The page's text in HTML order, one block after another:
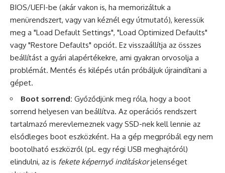
BIOS/UEFI-be (akár vakon is, ha memorizáltuk a
menürendszert, vagy van kéznél egy útmutató), keressük
meg a "Load Default Settings", "Load Optimized Defaults"
vagy "Restore Defaults" opciót. Ez visszaállítja az összes
beállítást a gyári alapértékekre, ami gyakran orvosolja a
problémát. Mentés és kilépés után próbáljuk újraindítani a
gépet.
Boot sorrend: Győződjünk meg róla, hogy a boot
sorrend helyesen van beállítva. Az operációs rendszert
tartalmazó merevlemeznek vagy SSD-nek kell lennie az
elsődleges boot eszközként. Ha a gép megpróbál egy nem
bootolható eszközről (pl. egy régi USB meghajtóról)
elindulni, az is fekete képernyő indításkorjelenséget